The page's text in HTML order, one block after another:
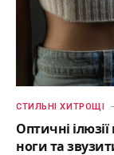
СТИЛЬНІ ХИТРОЩІ
Оптичні
ноги та